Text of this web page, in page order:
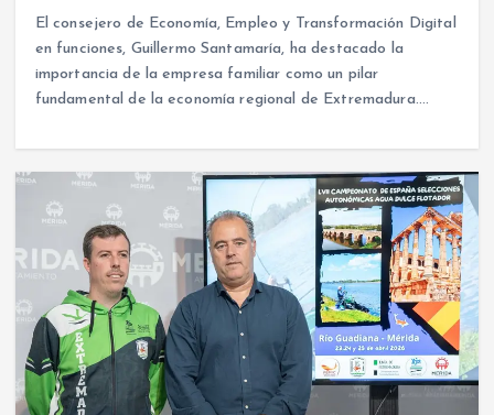
El consejero de Economía, Empleo y Transformación Digital
en funciones, Guillermo Santamaría, ha destacado la
importancia de la empresa familiar como un pilar
fundamental de la economía regional de Extremadura.…